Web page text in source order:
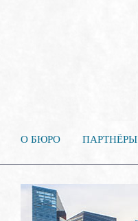
О БЮРО ПАРТНЁРЫ